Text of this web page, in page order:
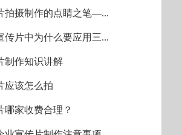
拍摄制作的点睛之笔—...
传片中为什么要应用三...
制作知识讲解
应该怎么拍
哪家收费合理？